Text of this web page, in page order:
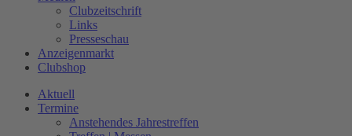
Clubzeitschrift
Links
Presseschau
Anzeigenmarkt
Clubshop
Aktuell
Termine
Anstehendes Jahrestreffen